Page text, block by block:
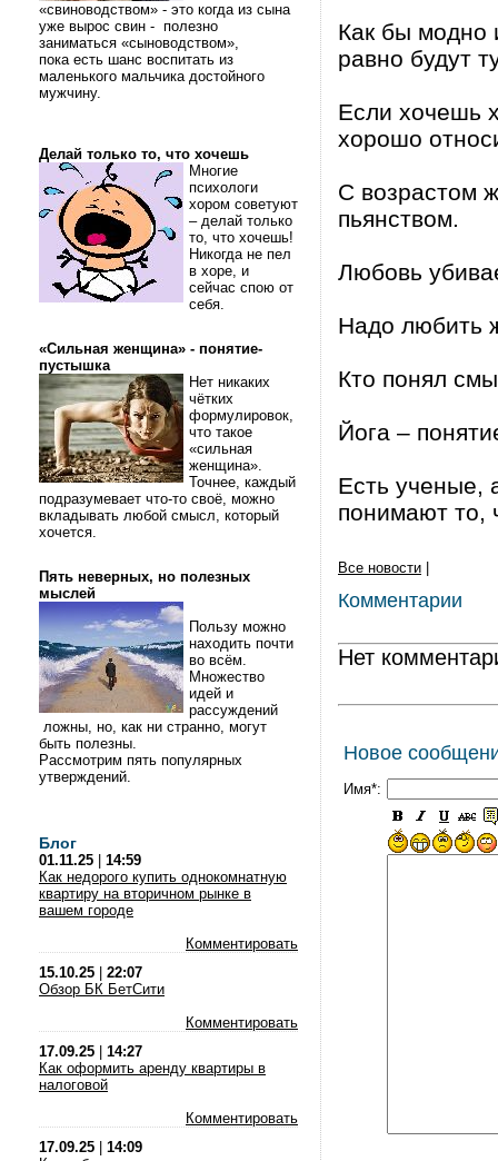
«свиноводством» - это когда из сына
уже вырос свин - полезно
заниматься «сыноводством»,
пока есть шанс воспитать из
маленького мальчика достойного
мужчину.
Делай только то, что хочешь
Многие
психологи
хором советуют
– делай только
то, что хочешь!
Никогда не пел
в хоре, и
сейчас спою от
себя.
«Сильная женщина» - понятие-
пустышка
Нет никаких
чётких
формулировок,
что такое
«сильная
женщина».
Точнее, каждый
подразумевает что-то своё, можно
вкладывать любой смысл, который
хочется.
Пять неверных, но полезных
мыслей
Пользу можно
находить почти
во всём.
Множество
идей и
рассуждений
ложны, но, как ни странно, могут
быть полезны.
Рассмотрим пять популярных
утверждений.
Блог
01.11.25
14:59
Как недорого купить однокомнатную
квартиру на вторичном рынке в
вашем городе
Комментировать
15.10.25
22:07
Обзор БК БетСити
Комментировать
17.09.25
14:27
Как оформить аренду квартиры в
налоговой
Комментировать
17.09.25
14:09
Как бы модно
равно будут
Если хочешь
хорошо
С возрастом
пьянством.
Любовь
Надо любить
Кто понял
Йога –
Есть ученые,
понимают то,
Все новости
Комментарии
Нет
Новое
Имя*: